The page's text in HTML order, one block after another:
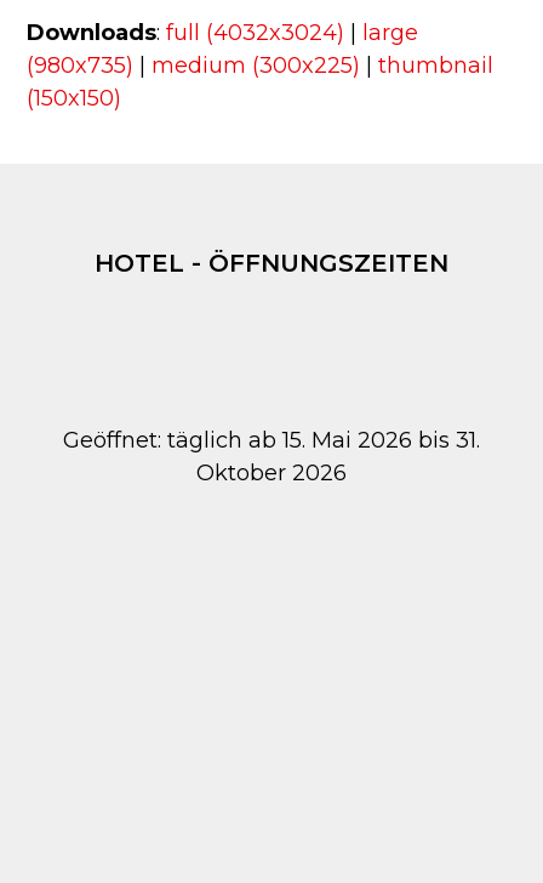
Downloads:full (4032x3024)
large
(980x735)
medium (300x225) |thumbnail
(150x150)
HOTEL - ÖFFNUNGSZEITEN
Geöffnet: täglich ab 15. Mai 2026 bis 31.
Oktober 2026